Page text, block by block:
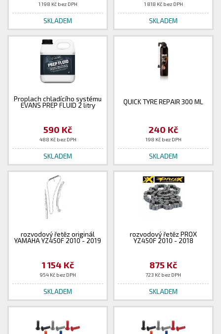
1 198 Kč bez DPH
SKLADEM
1 818 Kč bez DPH
SKLADEM
Proplach chladícího systému
EVANS PREP FLUID 2 litry
590 Kč
488 Kč bez DPH
SKLADEM
QUICK TYRE REPAIR 300 ML
240 Kč
198 Kč bez DPH
SKLADEM
rozvodový řetěz originál
YAMAHA YZ450F 2010 - 2019
1 154 Kč
954 Kč bez DPH
SKLADEM
rozvodový řetěz PROX
YZ450F 2010 - 2018
875 Kč
723 Kč bez DPH
SKLADEM